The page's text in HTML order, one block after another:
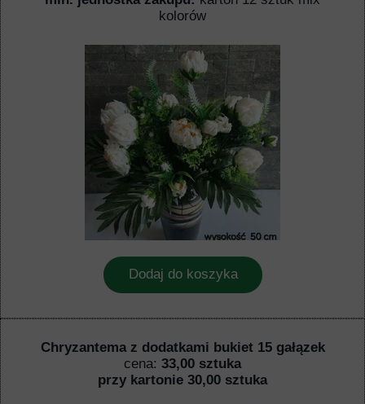
Dodaj do koszyka
kolorów
Chryzantema z dodatkami bukiet 15 gałązek
cena: 33,00 sztuka
przy kartonie 30,00 sztuka